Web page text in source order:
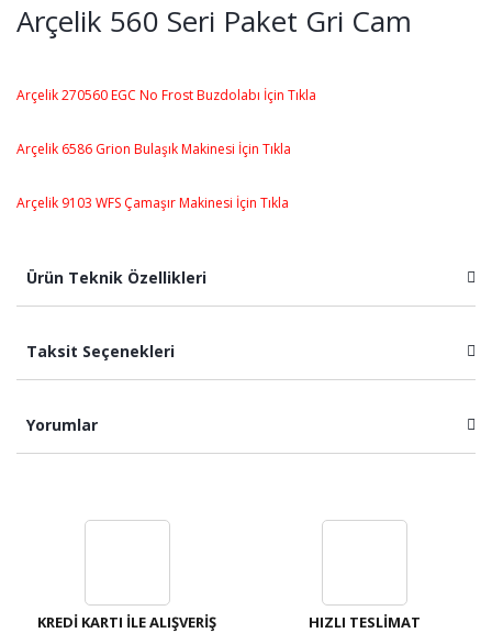
Arçelik 560 Seri Paket Gri Cam
Arçelik 270560 EGC No Frost Buzdolabı İçin Tıkla
Arçelik 6586 Grion Bulaşık Makinesi İçin Tıkla
Arçelik 9103 WFS Çamaşır Makinesi İçin Tıkla
Ürün Teknik Özellikleri
Taksit Seçenekleri
Yorumlar
KREDİ KARTI İLE ALIŞVERİŞ HIZLI TESLİMAT